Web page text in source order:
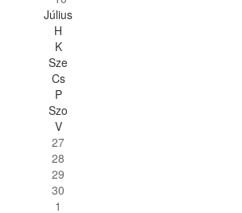
Július
H
K
Sze
Cs
P
Szo
V
27
28
29
30
1